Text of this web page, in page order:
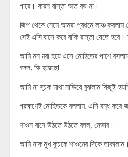
পারে। কারন রাস্তা অত বড় না।
জিপ থেকে নেমে আমরা প্রথমে লাঞ্চ
সেই এসি বাসে করে বাকি রাস্তা যেতে
আমি মন মরা হয়ে এসে মোহিতের পাশে
বলল, কি হয়েছে!
আমি না সূচক মাথা নাড়িয়ে বুঝলাম কিছুই
পরক্ষণেই মোহিতকে বললাম, এসি বন্ধ করে
শাওন বাসে উঠতে উঠতে বলল, নেভার।
আমি নাক মুখ কুচকে শাওনের দিকে তাকালাম।